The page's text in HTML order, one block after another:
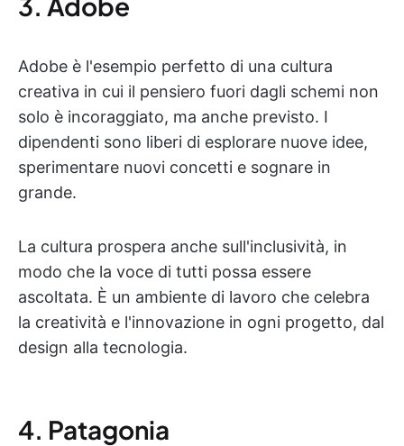
Adobe è l'esempio perfetto di una cultura
creativa in cui il pensiero fuori dagli schemi non
solo è incoraggiato, ma anche previsto. I
dipendenti sono liberi di esplorare nuove idee,
sperimentare nuovi concetti e sognare in
grande.
La cultura prospera anche sull'inclusività, in
modo che la voce di tutti possa essere
ascoltata. È un ambiente di lavoro che celebra
la creatività e l'innovazione in ogni progetto, dal
design alla tecnologia.
4. Patagonia